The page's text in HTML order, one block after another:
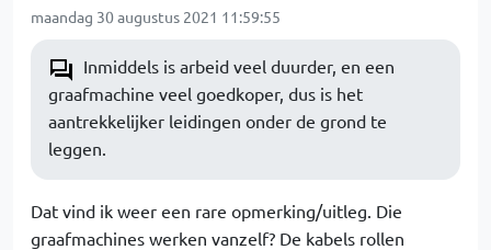
maandag 30 augustus 2021 11:59:55
Inmiddels is arbeid veel duurder, en een
graafmachine veel goedkoper, dus is het
aantrekkelijker leidingen onder de grond te
leggen.
Dat vind ik weer een rare opmerking/uitleg. Die
graafmachines werken vanzelf? De kabels rollen